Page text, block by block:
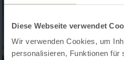
Diese Webseite verwendet
Wir verwenden Cookies, um
personalisieren, Funktionen für